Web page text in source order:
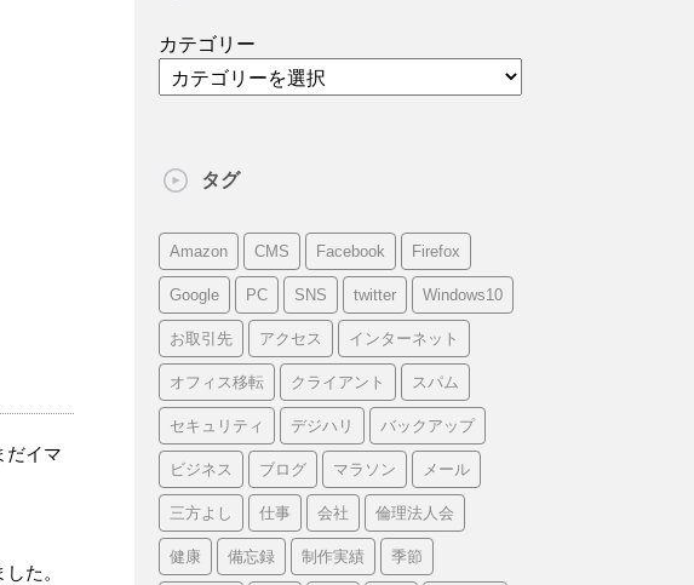
だイマ
た。
カテゴリー
タグ
Amazon CMS Facebook Firefox
Google PC SNS twitter Windows10
お取引先 アクセス インターネット
オフィス移転 クライアント スパム
セキュリティ デジハリ バックアップ
ビジネス ブログ マラソン メール
三方よし 仕事 会社 倫理法人会
健康 備忘録 制作実績 季節